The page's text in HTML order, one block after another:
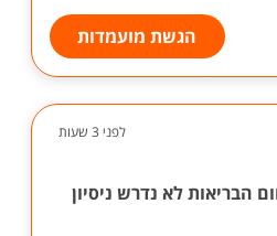
הגשת מועמדות
לפני 3 שעות
הבריאות לא נדרש ניסיון